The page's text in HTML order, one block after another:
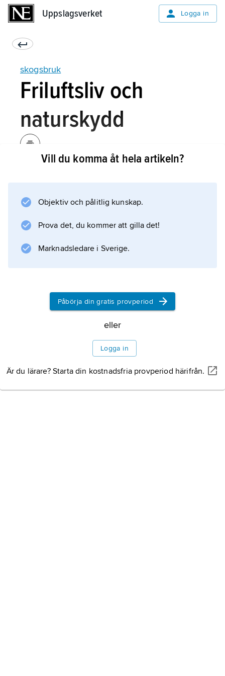
Uppslagsverket Logga in
skogsbruk
Friluftsliv och
naturskydd
befolkning till stor del övergått från att leva på
landsbygden och ägna sig åt jord- och
skogsbruk till att bo i tätort och verka i andra
skog och mark
Information om artikeln
Vill du komma åt hela artikeln?
Objektiv och pålitlig kunskap.
Prova det, du kommer att gilla det!
Marknadsledare i Sverige.
Påbörja din gratis provperiod
eller
Logga in
Är du lärare? Starta din kostnadsfria provperiod härifrån.